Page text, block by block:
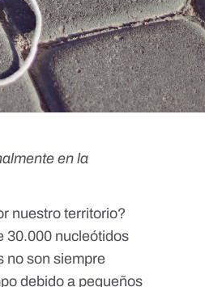
en la
nuestro territorio?
30.000 nucleótidos
no son siempre
debido a pequeños